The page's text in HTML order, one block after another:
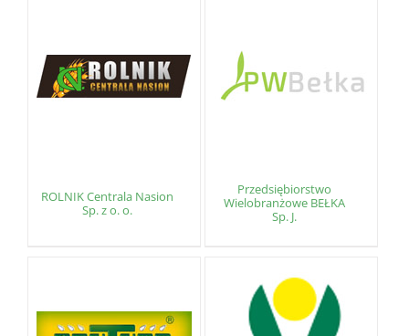
ROLNIK Centrala Nasion
Sp. z o. o.
Przedsiębiorstwo
Wielobranżowe BEŁKA
Sp. J.